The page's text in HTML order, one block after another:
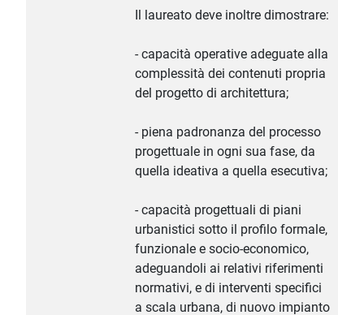
Il laureato deve inoltre dimostrare:
- capacità operative adeguate alla
complessità dei contenuti propria
del progetto di architettura;
- piena padronanza del processo
progettuale in ogni sua fase, da
quella ideativa a quella esecutiva;
- capacità progettuali di piani
urbanistici sotto il profilo formale,
funzionale e socio-economico,
adeguandoli ai relativi riferimenti
normativi, e di interventi specifici
a scala urbana, di nuovo impianto